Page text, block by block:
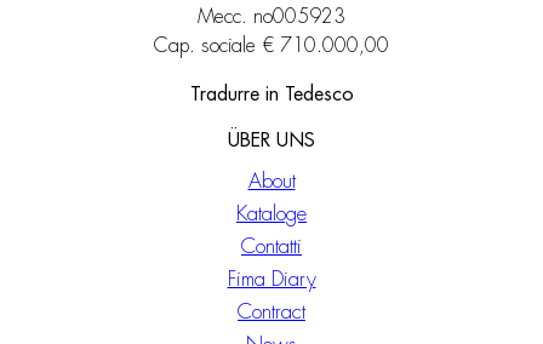
Mecc. no005923
Cap. sociale € 710.000,00
Tradurre in Tedesco
ÜBER UNS
About
Kataloge
Contatti
Fima Diary
Contract